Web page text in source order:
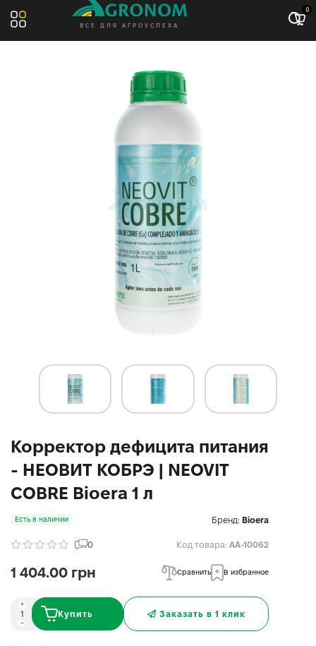
ВСЕ ДЛЯ АГРОУСПЕХА
0
Корректор дефицита питания
- НЕОВИТ КОБРЭ | NEOVIT
COBRE Bioerа 1 л
Есть в наличии Бренд: Bioera
0 Код товара: AA-10062
1 404.00 грн Сравнить В избранное
Купить Заказать в 1 клик